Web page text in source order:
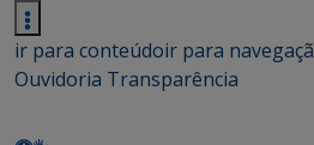
ir para conteúdoir para
Ouvidoria Transparência